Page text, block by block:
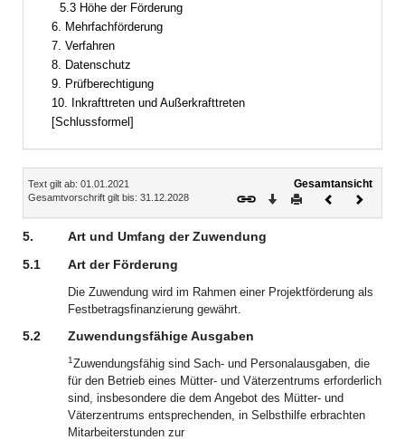
5.3 Höhe der Förderung
6. Mehrfachförderung
7. Verfahren
8. Datenschutz
9. Prüfberechtigung
10. Inkrafttreten und Außerkrafttreten
[Schlussformel]
Inhalt
Text gilt ab: 01.01.2021
Gesamtvorschrift gilt bis: 31.12.2028
Gesamtansicht
Download
DruckenVorheriges
5.
Art und Umfang der Zuwendung
5.1
Art der Förderung
Die Zuwendung wird im Rahmen einer Projektförderung als
Festbetragsfinanzierung gewährt.
5.2 Zuwendungsfähige Ausgaben
1Zuwendungsfähig sind Sach- und Personalausgaben, die
für den Betrieb eines Mütter- und Väterzentrums erforderlich
sind, insbesondere die dem Angebot des Mütter- und
Väterzentrums entsprechenden, in Selbsthilfe erbrachten
Mitarbeiterstunden zur